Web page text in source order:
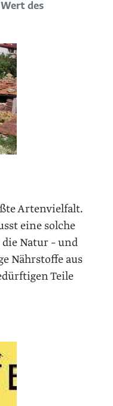
des
Artenvielfalt.
eine solche
Natur – und
Nährstoffe aus
Teile